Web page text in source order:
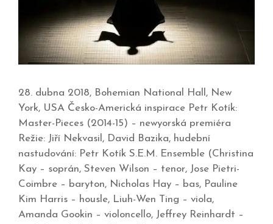
28. dubna 2018, Bohemian National Hall, New
York, USA Česko-Americká inspirace Petr Kotík:
Master-Pieces (2014-15) – newyorská premiéra
Režie: Jiří Nekvasil, David Bazika, hudební
nastudování: Petr Kotík S.E.M. Ensemble (Christina
Kay – soprán, Steven Wilson – tenor, Jose Pietri-
Coimbre – baryton, Nicholas Hay – bas, Pauline
Kim Harris – housle, Liuh-Wen Ting – viola,
Amanda Gookin – violoncello, Jeffrey Reinhardt –